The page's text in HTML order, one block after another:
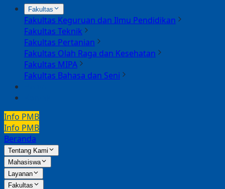
Fakultas
Fakultas Keguruan dan Ilmu Pendidikan
Fakultas Teknik
Fakultas Pertanian
Fakultas Olah Raga dan Kesehatan
Fakultas MIPA
Fakultas Bahasa dan Seni
Info PMB
Info PMB
Beranda
Tentang Kami
Mahasiswa
Layanan
Fakultas